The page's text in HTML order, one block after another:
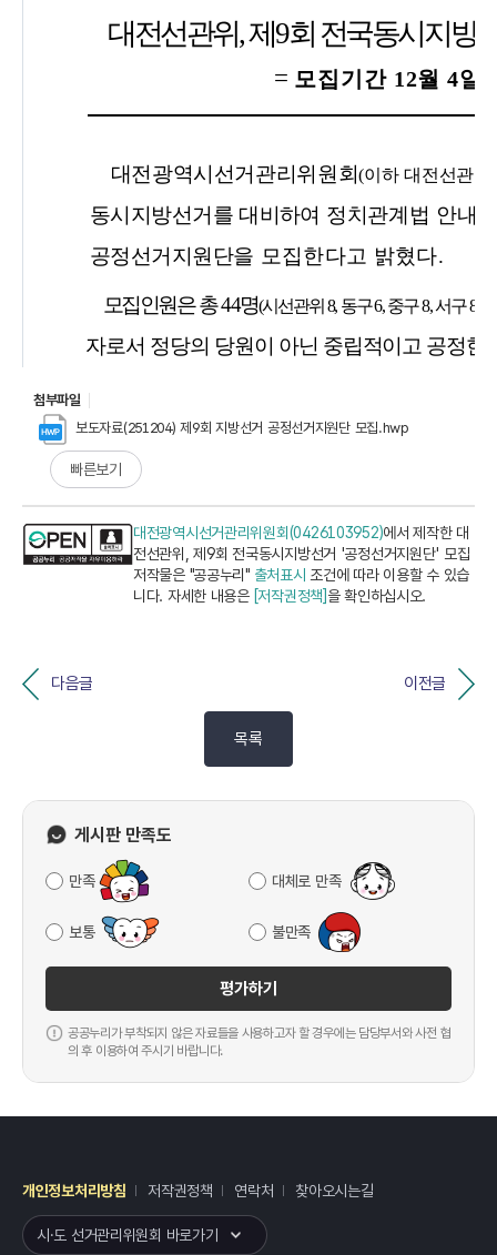
첨부파일
보도자료(251204) 제9회 지방선거 공정선거지원단 모집.hwp
빠른보기
대전광역시선거관리위원회(0426103952)에서 제작한 대
전선관위, 제9회 전국동시지방선거 '공정선거지원단' 모집
저작물은 "공공누리" 출처표시 조건에 따라 이용할 수 있습
니다. 자세한 내용은 [저작권정책]을 확인하십시오.
다음글 이전글
목록
게시판 만족도
만족 대체로 만족
보통 불만족
평가하기
공공누리가 부착되지 않은 자료들을 사용하고자 할 경우에는 담당부서와 사전 협
의 후 이용하여 주시기 바랍니다.
개인정보처리방침 저작권정책 연락처 찾아오시는길
시·도 선거관리위원회 바로가기